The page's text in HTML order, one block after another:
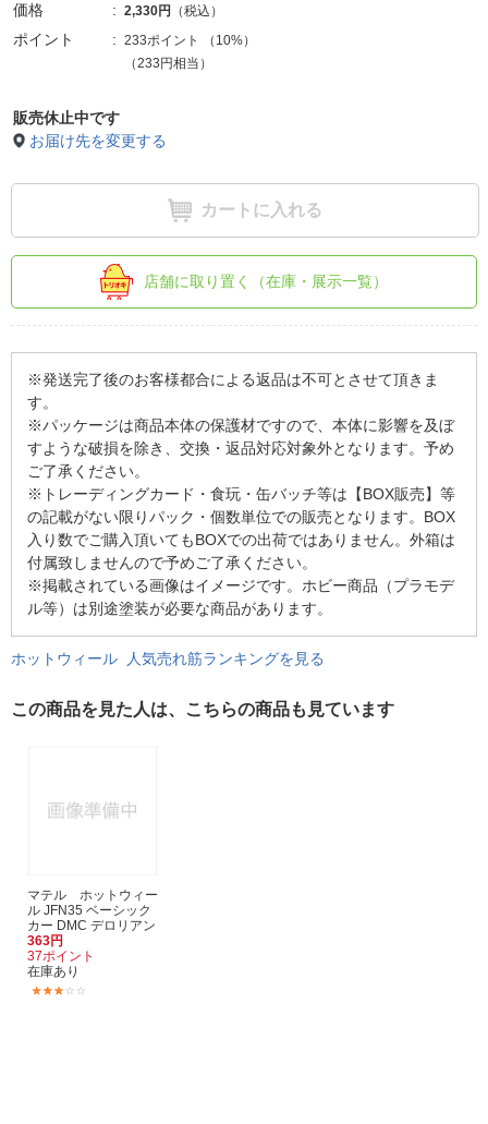
価格 2,330円 （税込）
ポイント 233ポイント （ 10%）
（233円相当）
販売休止中です
お届け先を変更する
カートに入れる
店舗に取り置く（在庫・展示一覧）
※発送完了後のお客様都合による返品は不可とさせて頂きま
す。
※パッケージは商品本体の保護材ですので、本体に影響を及ぼ
すような破損を除き、交換・返品対応対象外となります。予め
ご了承ください。
※トレーディングカード・食玩・缶バッチ等は【BOX販売】等
の記載がない限りパック・個数単位での販売となります。BOX
入り数でご購入頂いてもBOXでの出荷ではありません。外箱は
付属致しませんので予めご了承ください。
※掲載されている画像はイメージです。ホビー商品（プラモデ
ル等）は別途塗装が必要な商品があります。
ホットウィール 人気売れ筋ランキングを見る
この商品を見た人は、こちらの商品も見ています
マテル ホットウィー
ル JFN35 ベーシック
カー DMC デロリアン
363円
37ポイント
在庫あり